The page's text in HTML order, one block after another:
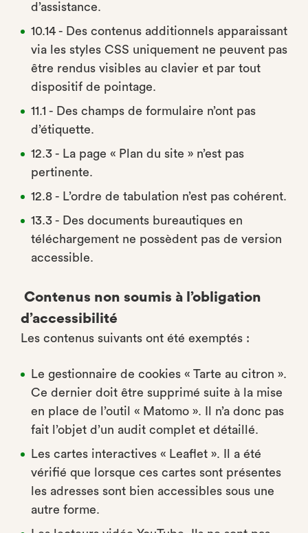
d’assistance.
10.14 - Des contenus additionnels apparaissant
via les styles CSS uniquement ne peuvent pas
être rendus visibles au clavier et par tout
dispositif de pointage.
11.1 - Des champs de formulaire n’ont pas
d’étiquette.
12.3 - La page « Plan du site » n’est pas
pertinente.
12.8 - L’ordre de tabulation n’est pas cohérent.
13.3 - Des documents bureautiques en
téléchargement ne possèdent pas de version
accessible.
Contenus non soumis à l’obligation
d’accessibilité
Les contenus suivants ont été exemptés :
Le gestionnaire de cookies « Tarte au citron ».
Ce dernier doit être supprimé suite à la mise
en place de l’outil « Matomo ». Il n’a donc pas
fait l’objet d’un audit complet et détaillé.
Les cartes interactives « Leaflet ». Il a été
vérifié que lorsque ces cartes sont présentes
les adresses sont bien accessibles sous une
autre forme.